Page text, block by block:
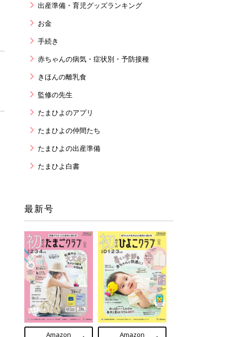
出産準備・育児グッズランキング
お金
手続き
赤ちゃんの病気・症状別・予防接種
きほんの離乳食
監修の先生
たまひよのアプリ
たまひよの仲間たち
たまひよの出産準備
たまひよ白書
最新号
Amazon Amazon